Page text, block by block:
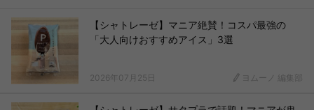
【シャトレーゼ】マニア絶賛！コスパ最強の
「大人向けおすすめアイス」3選
2026年07月25日 ヨムーノ 編集部